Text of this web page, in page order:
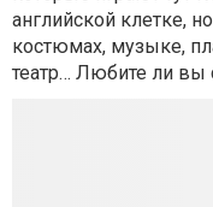
английской клетке,
костюмах, музыке,
театр… Любите ли вы